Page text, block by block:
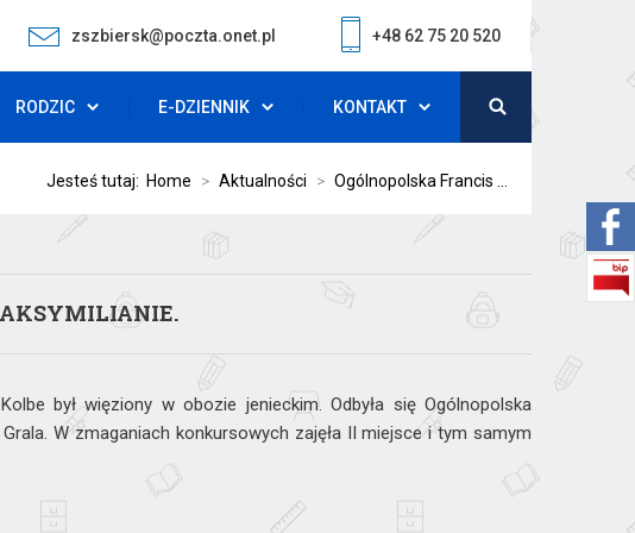
zszbiersk@poczta.onet.pl +48 62 75 20 520
RODZIC E-DZIENNIK KONTAKT
Jesteś tutaj: Home > Aktualności > Ogólnopolska Francis ...
był więziony w obozie jenieckim. Odbyła się Ogólnopolska
W zmaganiach konkursowych zajęła II miejsce i tym samym